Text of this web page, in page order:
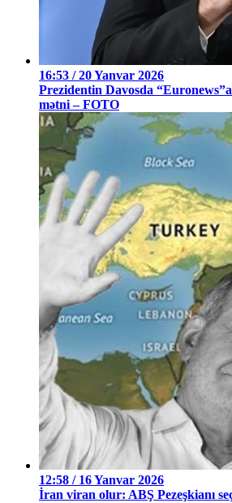
16:53 / 20 Yanvar 2026
Prezidentin Davosda
mətni – FOTO
12:58 / 16 Yanvar 2026
İran viran olur: ABŞ Pezeşkianı